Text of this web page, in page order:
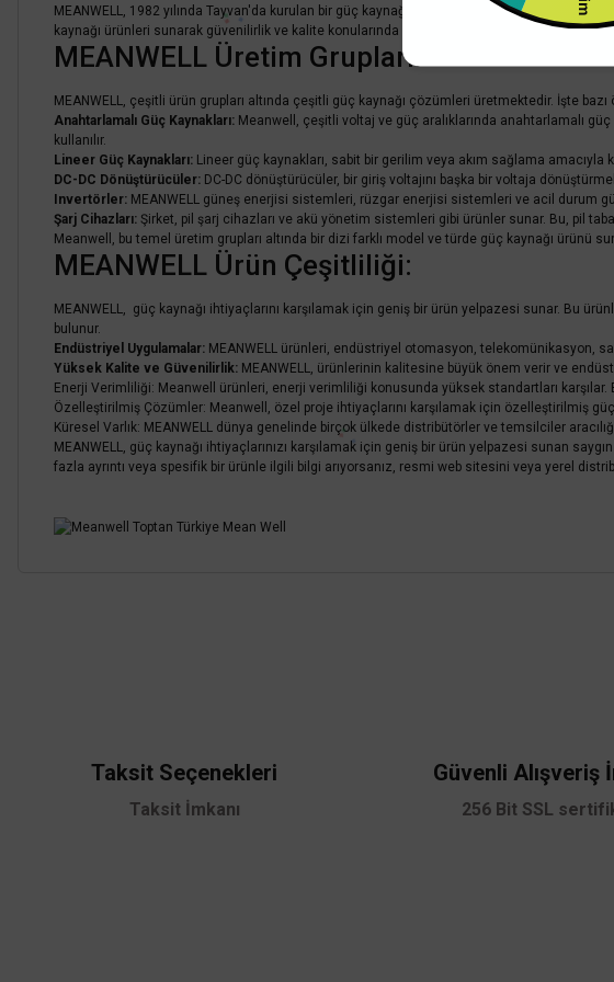
MEANWELL, 1982 yılında Tayvan'da kurulan bir güç kaynağı üreticisidir. Şirket, dünya
kaynağı ürünleri sunarak güvenilirlik ve kalite konularında sağlam bir itibar kazanmıştır.
MEANWELL Üretim Grupları:
MEANWELL, çeşitli ürün grupları altında çeşitli güç kaynağı çözümleri üretmektedir. İşte bazı
Anahtarlamalı Güç Kaynakları: Meanwell, çeşitli voltaj ve güç aralıklarında anahtarlamalı
kullanılır.
Lineer Güç Kaynakları: Lineer güç kaynakları, sabit bir gerilim veya akım sağlama amacıyla
DC-DC Dönüştürücüler: DC-DC dönüştürücüler, bir giriş voltajını başka bir voltaja
Invertörler: MEANWELL güneş enerjisi sistemleri, rüzgar enerjisi sistemleri ve acil durum
Şarj Cihazları: Şirket, pil şarj cihazları ve akü yönetim sistemleri gibi ürünler sunar. Bu, pil
Meanwell, bu temel üretim grupları altında bir dizi farklı model ve türde güç kaynağı
MEANWELL Ürün Çeşitliliği:
MEANWELL, güç kaynağı ihtiyaçlarını karşılamak için geniş bir ürün yelpazesi sunar. Bu
bulunur.
Endüstriyel Uygulamalar: MEANWELL ürünleri, endüstriyel otomasyon, telekomünikasyon,
Yüksek Kalite ve Güvenilirlik: MEANWELL, ürünlerinin kalitesine büyük önem verir ve
Enerji Verimliliği: Meanwell ürünleri, enerji verimliliği konusunda yüksek standartları
Özelleştirilmiş Çözümler: Meanwell, özel proje ihtiyaçlarını karşılamak için özelleştirilmiş
Küresel Varlık: MEANWELL dünya genelinde birçok ülkede distribütörler ve temsilciler
MEANWELL, güç kaynağı ihtiyaçlarınızı karşılamak için geniş bir ürün yelpazesi sunan
fazla ayrıntı veya spesifik bir ürünle ilgili bilgi arıyorsanız, resmi web sitesini veya yerel
Ürün fiyatı diğer sitelerden daha pahalı.
Bu ürüne benzer farklı alternatifler olmalı.
Taksit Seçenekleri
Taksit İmkanı
Güvenli Alışveriş
256 Bit SSL